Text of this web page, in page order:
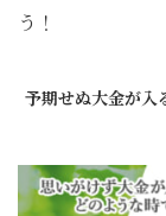
う！
予期せぬ大金が入